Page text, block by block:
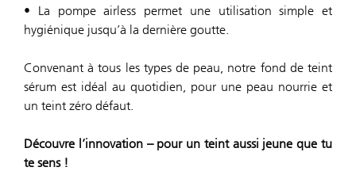
• La pompe airless permet une utilisation simple et
hygiénique jusqu’à la dernière goutte.
Convenant à tous les types de peau, notre fond de teint
sérum est idéal au quotidien, pour une peau nourrie et
un teint zéro défaut.
Découvre l’innovation – pour un teint aussi jeune que tu
te sens !